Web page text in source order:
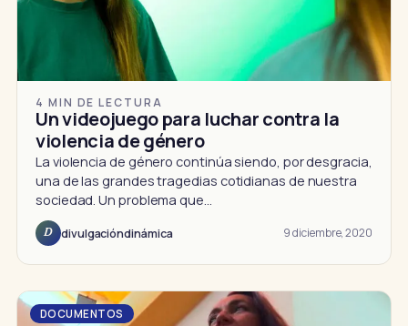
4 MIN DE LECTURA
Un videojuego para luchar contra la
violencia de género
La violencia de género continúa siendo, por desgracia,
una de las grandes tragedias cotidianas de nuestra
sociedad. Un problema que…
D divulgacióndinámica 9 diciembre, 2020
DOCUMENTOS